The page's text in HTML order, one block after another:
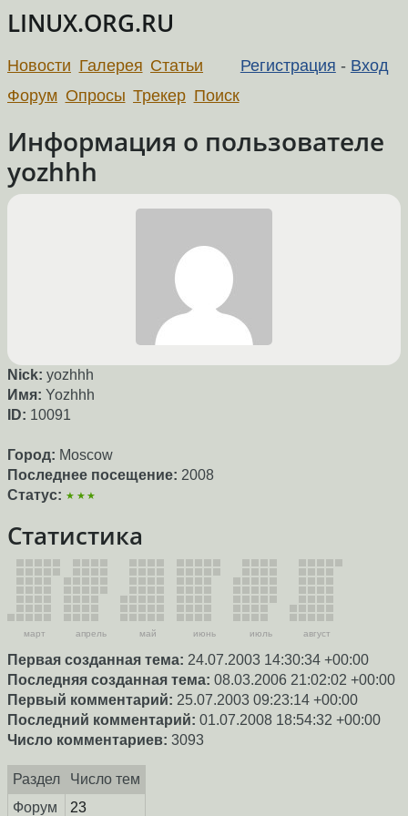
LINUX.ORG.RU
Регистрация - Вход
Новости Галерея Статьи
Форум Опросы Трекер Поиск
Информация о пользователе
yozhhh
Nick: yozhhh
Имя: Yozhhh
ID: 10091
Город: Moscow
Последнее посещение: 2008
Статус: ★★★
Статистика
март апрель май июнь июль август
Первая созданная тема: 24.07.2003 14:30:34 +00:00
Последняя созданная тема: 08.03.2006 21:02:02 +00:00
Первый комментарий: 25.07.2003 09:23:14 +00:00
Последний комментарий: 01.07.2008 18:54:32 +00:00
Число комментариев: 3093
Раздел
Число тем
Форум
23